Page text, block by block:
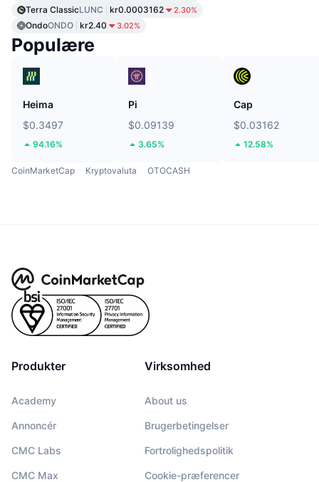
Terra ClassicLUNC kr0.0003162 2.30%
OndoONDO kr2.40 3.02%
Populære
Heima
$0.3497
94.16%
Pi
$0.09139
3.65%
Cap
$0.03162
12.58%
CoinMarketCap Kryptovaluta OTOCASH
Produkter
Academy
Annoncér
CMC Labs
CMC Max
Virksomhed
About us
Brugerbetingelser
Fortrolighedspolitik
Cookie-præferencer